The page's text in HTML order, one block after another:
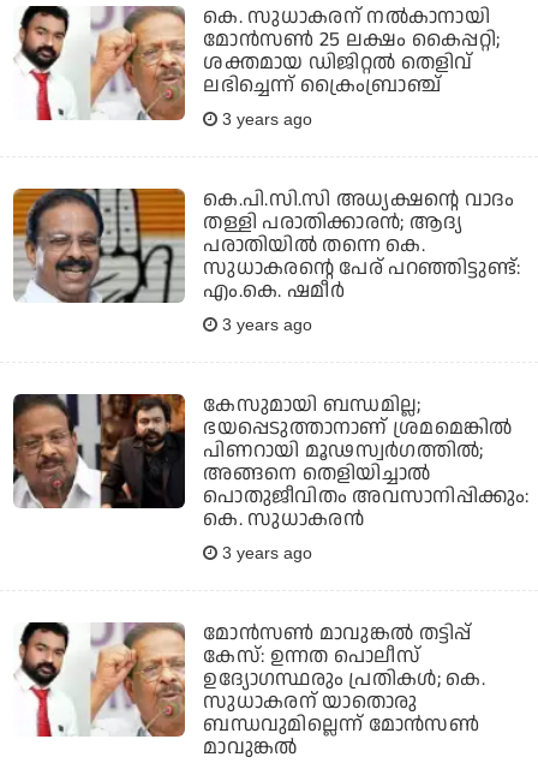
കെ. സുധാകരന് നല്‍കാനായി
മോന്‍സണ്‍ 25 ലക്ഷം കൈപ്പറ്റി;
ശക്തമായ ഡിജിറ്റല്‍ തെളിവ്
ലഭിച്ചെന്ന് ക്രൈംബ്രാഞ്ച്
3 years ago
കെ.പി.സി.സി അധ്യക്ഷന്റെ വാദം
തള്ളി പരാതിക്കാരന്‍; ആദ്യ
പരാതിയില്‍ തന്നെ കെ.
സുധാകരന്റെ പേര് പറഞ്ഞിട്ടുണ്ട്:
എം.കെ. ഷമീര്‍
3 years ago
കേസുമായി ബന്ധമില്ല;
ഭയപ്പെടുത്താനാണ് ശ്രമമെങ്കില്‍
പിണറായി മൂഢസ്വര്‍ഗത്തില്‍;
അങ്ങനെ തെളിയിച്ചാല്‍
പൊതുജീവിതം അവസാനിപ്പിക്കും:
കെ. സുധാകരന്‍
3 years ago
മോന്‍സണ്‍ മാവുങ്കല്‍ തട്ടിപ്പ്
കേസ്: ഉന്നത പൊലീസ്
ഉദ്യോഗസ്ഥരും പ്രതികള്‍; കെ.
സുധാകരന് യാതൊരു
ബന്ധവുമില്ലെന്ന് മോന്‍സണ്‍
മാവുങ്കല്‍